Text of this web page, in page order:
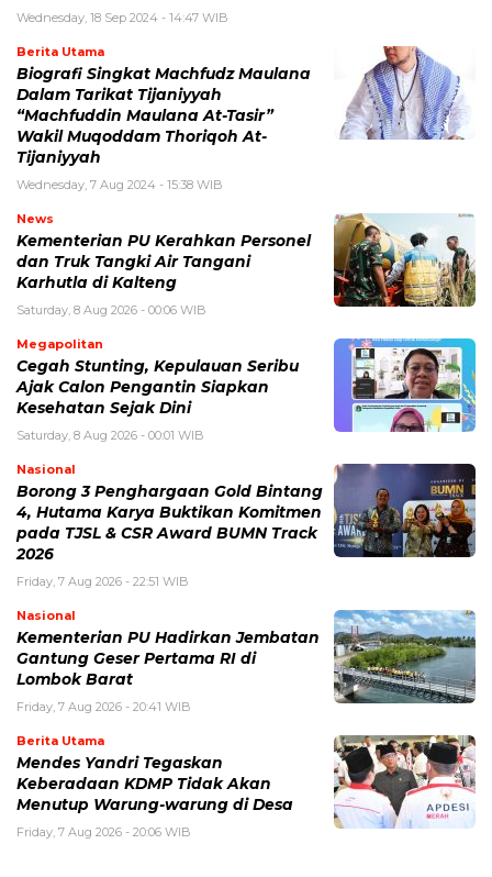
Wednesday, 18 Sep 2024 - 14:47 WIB
Berita Utama
Biografi Singkat Machfudz Maulana
Dalam Tarikat Tijaniyyah
“Machfuddin Maulana At-Tasir”
Wakil Muqoddam Thoriqoh At-
Tijaniyyah
Wednesday, 7 Aug 2024 - 15:38 WIB
News
Kementerian PU Kerahkan Personel
dan Truk Tangki Air Tangani
Karhutla di Kalteng
Saturday, 8 Aug 2026 - 00:06 WIB
Megapolitan
Cegah Stunting, Kepulauan Seribu
Ajak Calon Pengantin Siapkan
Kesehatan Sejak Dini
Saturday, 8 Aug 2026 - 00:01 WIB
Nasional
Borong 3 Penghargaan Gold Bintang
4, Hutama Karya Buktikan Komitmen
pada TJSL & CSR Award BUMN Track
2026
Friday, 7 Aug 2026 - 22:51 WIB
Nasional
Kementerian PU Hadirkan Jembatan
Gantung Geser Pertama RI di
Lombok Barat
Friday, 7 Aug 2026 - 20:41 WIB
Berita Utama
Mendes Yandri Tegaskan
Keberadaan KDMP Tidak Akan
Menutup Warung-warung di Desa
Friday, 7 Aug 2026 - 20:06 WIB